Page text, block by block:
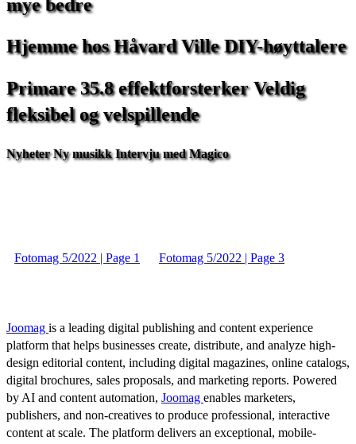
mye bedre
Hjemme hos Håvard Ville DIY-høyttalere
Primare 35.8 effektforsterker Veldig
fleksibel og velspillende
Nyheter Ny musikk Intervju med Magico
Fotomag 5/2022 | Page 1 Fotomag 5/2022 | Page 3
Joomag is a leading digital publishing and content experience
platform that helps businesses create, distribute, and analyze high-
design editorial content, including digital magazines, online catalogs,
digital brochures, sales proposals, and marketing reports. Powered
by AI and content automation, Joomag enables marketers,
publishers, and non-creatives to produce professional, interactive
content at scale. The platform delivers an exceptional, mobile-